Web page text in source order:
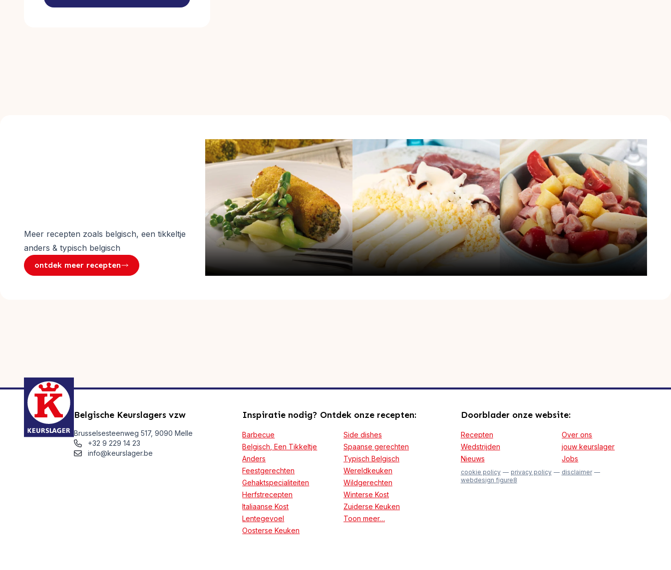
Meer recepten zoals belgisch, een tikkeltje
anders & typisch belgisch
ontdek meer recepten
Belgische Keurslagers vzw
Brusselsesteenweg 517, 9090 Melle
+32 9 229 14 23
info@keurslager.be
Inspiratie nodig? Ontdek onze recepten:
Barbecue
Belgisch, Een Tikkeltje
Anders
Feestgerechten
Gehaktspecialiteiten
Herfstrecepten
Italiaanse Kost
Lentegevoel
Oosterse Keuken
Side dishes
Spaanse gerechten
Typisch Belgisch
Wereldkeuken
Wildgerechten
Winterse Kost
Zuiderse Keuken
Toon meer…
Doorblader onze website:
Recepten
Wedstrijden
Nieuws
Over ons
jouw keurslager
Jobs
cookie policy privacy policy
disclaimer
webdesign figure8